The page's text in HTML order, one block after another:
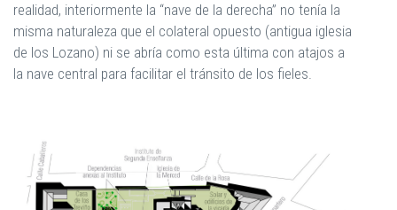
realidad, interiormente la “nave de la derecha” no tenía la
misma naturaleza que el colateral opuesto (antigua iglesia
de los Lozano) ni se abría como esta última con atajos a
la nave central para facilitar el tránsito de los fieles.